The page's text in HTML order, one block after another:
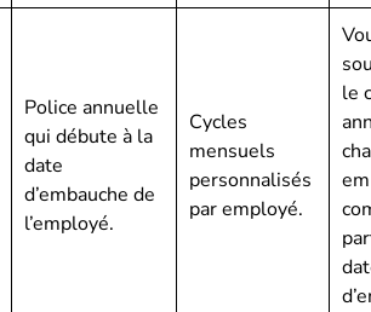
Police annuelle
qui débute à la
date
d’embauche de
l’employé.
Cycles
mensuels
personnalisés
par employé.
le